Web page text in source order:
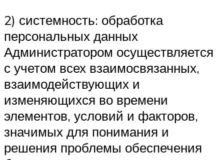
2) системность: обработка
персональных данных
Администратором осуществляется
с учетом всех взаимосвязанных,
взаимодействующих и
изменяющихся во времени
элементов, условий и факторов,
значимых для понимания и
решения проблемы обеспечения